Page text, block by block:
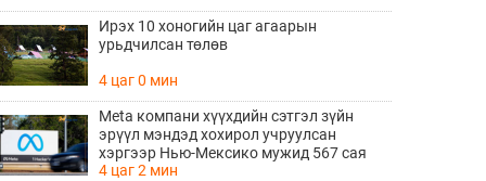
Ирэх 10 хоногийн цаг агаарын
урьдчилсан төлөв
4 цаг 0 мин
Meta компани хүүхдийн сэтгэл зүйн
эрүүл мэндэд хохирол учруулсан
хэргээр Нью-Мексико мужид 567 сая
доллар төлөхөөр болжээ
4 цаг 2 мин